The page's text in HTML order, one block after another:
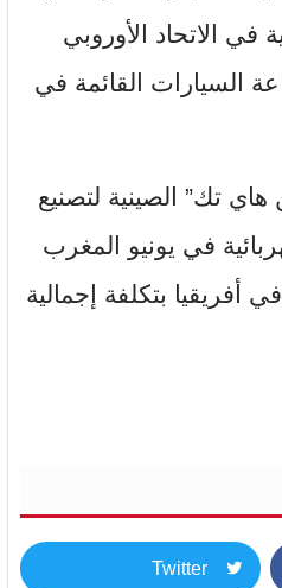
الاتحاد الأوروبي
السيارات القائمة في
تك” الصينية لتصنيع
في يونيو المغرب
بتكلفة إجمالية
Twitter